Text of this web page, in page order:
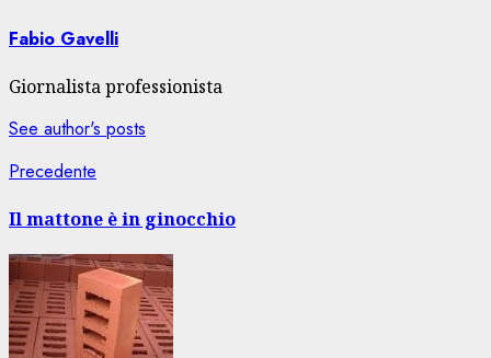
Fabio Gavelli
Giornalista professionista
See author's posts
Navigazione
articolo
Precedente
Il mattone è in ginocchio